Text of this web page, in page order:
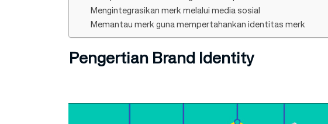
Mengintegrasikan merk melalui media sosial
Memantau merk guna mempertahankan identitas merk
Pengertian Brand Identity